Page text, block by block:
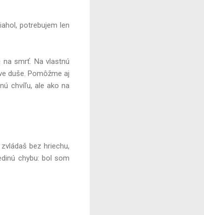
potrebujem len
smrť. Na vlastnú
duše. Pomôžme aj
chvíľu, ale ako na
bez hriechu,
chybu: bol som